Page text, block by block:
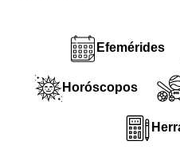
Efemérides
Horóscopos